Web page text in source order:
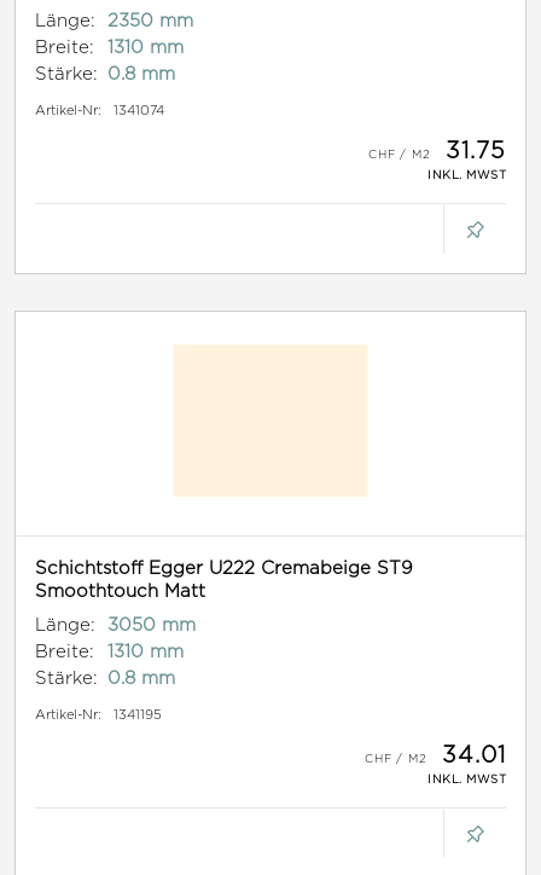
Länge:
2350 mm
Breite:
1310 mm
Stärke:
0.8 mm
Artikel-Nr: 1341074
31.75
INKL. MWST
Schichtstoff Egger U222 Cremabeige ST9
Smoothtouch Matt
Länge:
3050 mm
Breite:
1310 mm
Stärke:
0.8 mm
Artikel-Nr: 1341195
34.01
INKL. MWST